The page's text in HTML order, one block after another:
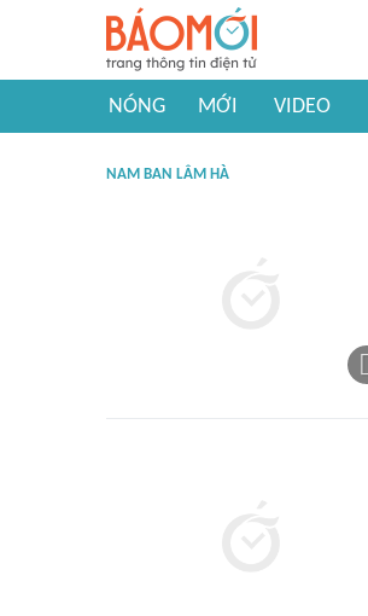
NÓNG MỚI VIDEO
NAM BAN LÂM HÀ